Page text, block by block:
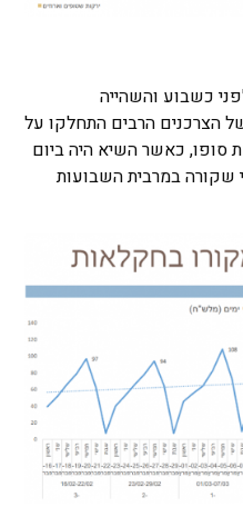
כשבוע והשהייה
הצרכנים הרבים התחלקו על
סופו, כאשר השיא היה ביום
כפי שקורה במרבית השבועות